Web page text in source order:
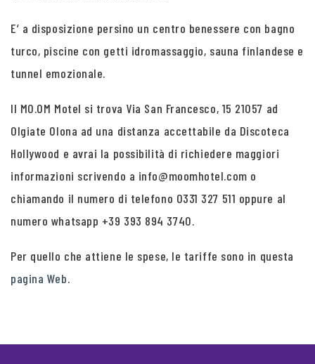
E’ a disposizione persino un centro benessere con bagno
turco, piscine con getti idromassaggio, sauna finlandese e
tunnel emozionale.
Il MO.OM Motel si trova Via San Francesco, 15 21057 ad
Olgiate Olona ad una distanza accettabile da Discoteca
Hollywood e avrai la possibilità di richiedere maggiori
informazioni scrivendo a info@moomhotel.com o
chiamando il numero di telefono 0331 327 511 oppure al
numero whatsapp +39 393 894 3740.
Per quello che attiene le spese, le tariffe sono in questa
pagina Web.